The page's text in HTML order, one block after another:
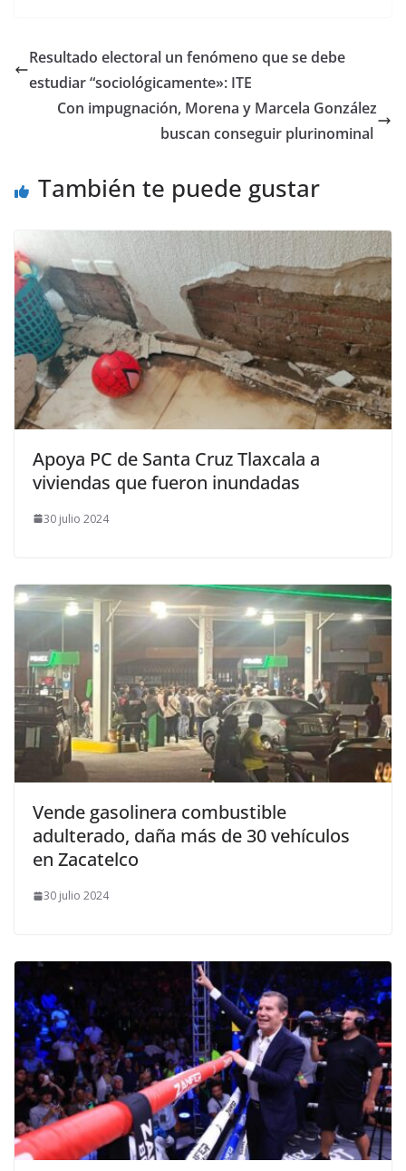
Resultado electoral un fenómeno que se debe
estudiar “sociológicamente»: ITE
Con impugnación, Morena y Marcela González
buscan conseguir plurinominal
También te puede gustar
Apoya PC de Santa Cruz Tlaxcala a
viviendas que fueron inundadas
30 julio 2024
Vende gasolinera combustible
adulterado, daña más de 30 vehículos
en Zacatelco
30 julio 2024